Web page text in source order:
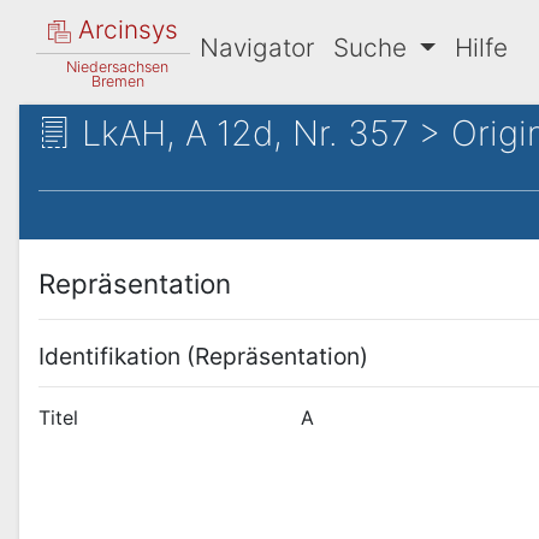
Arcinsys
Niedersachsen
Bremen
Navigator Suche Hilfe
LkAH, A 12d, Nr. 357 >
Repräsentation
Identifikation (Repräsentation)
Titel A